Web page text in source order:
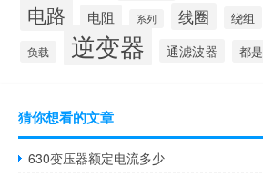
电路 电阻 系列 线圈 绕组
负载 逆变器 通滤波器 都是
猜你想看的文章
630变压器额定电流多少